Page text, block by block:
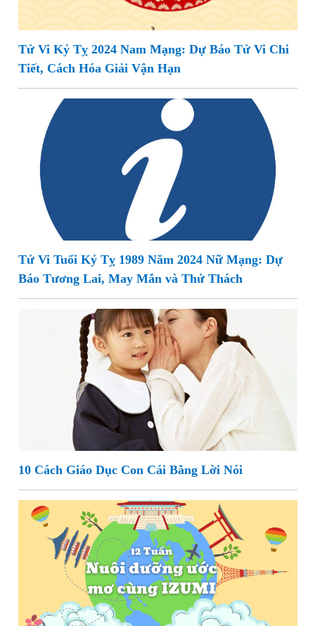
Tử Vi Kỷ Tỵ 2024 Nam Mạng: Dự Báo Tử Vi Chi
Tiết, Cách Hóa Giải Vận Hạn
Tử Vi Tuổi Kỷ Tỵ 1989 Năm 2024 Nữ Mạng: Dự
Báo Tương Lai, May Mắn và Thử Thách
10 Cách Giáo Dục Con Cái Bằng Lời Nói